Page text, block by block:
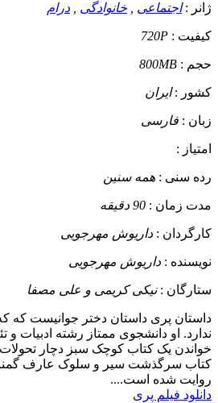
ژانر :اجتماعی , خانوادگی , درام
کیفیت : 720P
حجم : 800MB
کشور :ایران
زبان : فارسی
امتیاز :
رده سنی : همه سنین
مدت زمان : 90 دقیقه
کارگردان : داریوش مهرجویی
نویسنده : داریوش مهرجویی
ستارگان :نیکی کریمی و علی مصفا
داستان پری داستان دختر جوانیست که
ندارد. او دانشجوی ممتاز رشته ادبیات و
خواندن یک کتاب کوچک سبز دچار
روایت شده است....
دانلود فیلم پری